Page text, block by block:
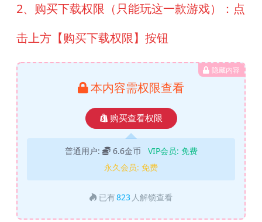
2、购买下载权限（只能玩这一款游戏）：点
击上方【购买下载权限】按钮
隐藏内容
本内容需权限查看
购买查看权限
普通用户: 6.6金币 VIP会员: 免费
永久会员: 免费
已有823 人解锁查看